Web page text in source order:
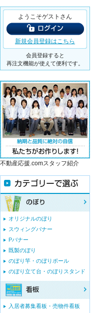
ようこそゲストさん
新規会員登録はこちら
会員登録すると
再注文機能が使えて便利です。
不動産応援.comスタッフ紹介
オリジナルのぼり
スウィングバナー
Pバナー
既製のぼり
のぼり竿・のぼりポール
のぼり立て台・のぼりスタンド
入居者募集看板・売物件看板